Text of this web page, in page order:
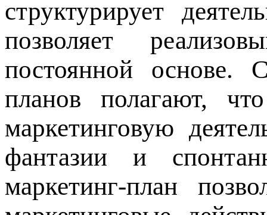
структурирует
позволяет
постоянной основе.
планов полагают,
маркетинговую
фантазии и
маркетинг-план